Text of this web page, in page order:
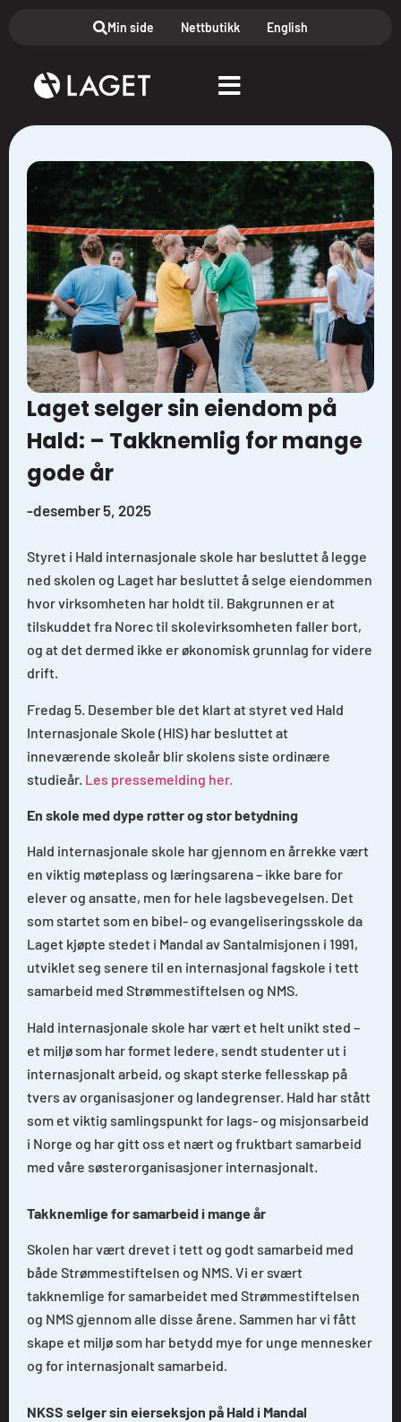
Min side Nettbutikk English
Laget selger sin eiendom på
Hald: – Takknemlig for mange
gode år
-desember 5, 2025
Styret i Hald internasjonale skole har besluttet å legge
ned skolen og Laget har besluttet å selge eiendommen
hvor virksomheten har holdt til. Bakgrunnen er at
tilskuddet fra Norec til skolevirksomheten faller bort,
og at det dermed ikke er økonomisk grunnlag for videre
drift.
Fredag 5. Desember ble det klart at styret ved Hald
Internasjonale Skole (HIS) har besluttet at
inneværende skoleår blir skolens siste ordinære
studieår. Les pressemelding her.
En skole med dype røtter og stor betydning
Hald internasjonale skole har gjennom en årrekke vært
en viktig møteplass og læringsarena – ikke bare for
elever og ansatte, men for hele lagsbevegelsen. Det
som startet som en bibel- og evangeliseringsskole da
Laget kjøpte stedet i Mandal av Santalmisjonen i 1991,
utviklet seg senere til en internasjonal fagskole i tett
samarbeid med Strømmestiftelsen og NMS.
Hald internasjonale skole har vært et helt unikt sted –
et miljø som har formet ledere, sendt studenter ut i
internasjonalt arbeid, og skapt sterke fellesskap på
tvers av organisasjoner og landegrenser. Hald har stått
som et viktig samlingspunkt for lags- og misjonsarbeid
i Norge og har gitt oss et nært og fruktbart samarbeid
med våre søsterorganisasjoner internasjonalt.
Takknemlige for samarbeid i mange år
Skolen har vært drevet i tett og godt samarbeid med
både Strømmestiftelsen og NMS. Vi er svært
takknemlige for samarbeidet med Strømmestiftelsen
og NMS gjennom alle disse årene. Sammen har vi fått
skape et miljø som har betydd mye for unge mennesker
og for internasjonalt samarbeid.
NKSS selger sin eierseksjon på Hald i Mandal